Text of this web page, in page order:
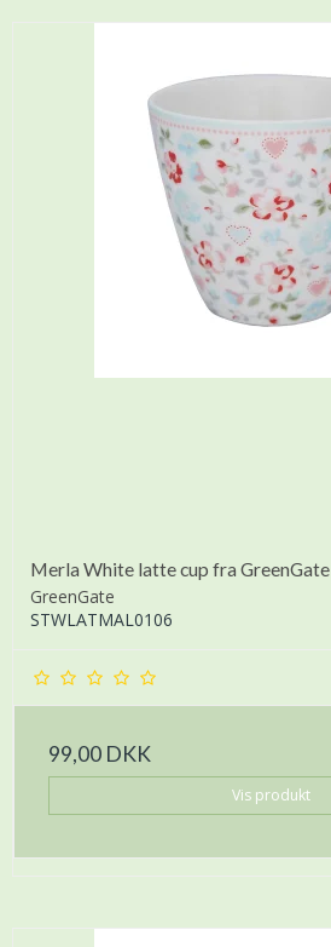
Merla White latte cup fra GreenGate
GreenGate
STWLATMAL0106
99,00 DKK
Vis produkt